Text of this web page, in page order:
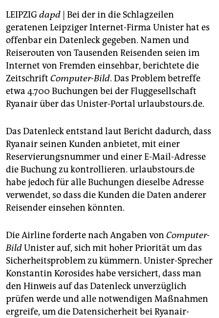
fragen & hilfe
unterstützen
abo
genossenschaft
epaper login
LEIPZIGdapd | Bei der in die Schlagzeilen
geratenen Leipziger Internet-Firma Unister hat es
offenbar ein Datenleck gegeben. Namen und
Reiserouten von Tausenden Reisenden seien im
Internet von Fremden einsehbar, berichtete die
Zeitschrift Computer-Bild. Das Problem betreffe
etwa 4.700 Buchungen bei der Fluggesellschaft
Ryanair über das Unister-Portal urlaubstours.de.
Das Datenleck entstand laut Bericht dadurch, dass
Ryanair seinen Kunden anbietet, mit einer
Reservierungsnummer und einer E-Mail-Adresse
die Buchung zu kontrollieren. urlaubstours.de
habe jedoch für alle Buchungen dieselbe Adresse
verwendet, so dass die Kunden die Daten anderer
Reisender einsehen könnten.
Die Airline forderte nach Angaben von Computer-
BildUnister auf, sich mit hoher Priorität um das
Sicherheitsproblem zu kümmern. Unister-Sprecher
Konstantin Korosides habe versichert, dass man
den Hinweis auf das Datenleck unverzüglich
prüfen werde und alle notwendigen Maßnahmen
ergreife, um die Datensicherheit bei Ryanair-